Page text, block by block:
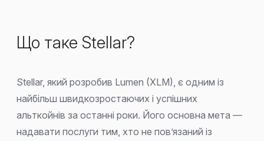
Що таке Stellar?
Stellar, який розробив Lumen (XLM), є одним із
найбільш швидкозростаючих і успішних
альткойнів за останні роки. Його основна мета —
надавати послуги тим, хто не пов’язаний із